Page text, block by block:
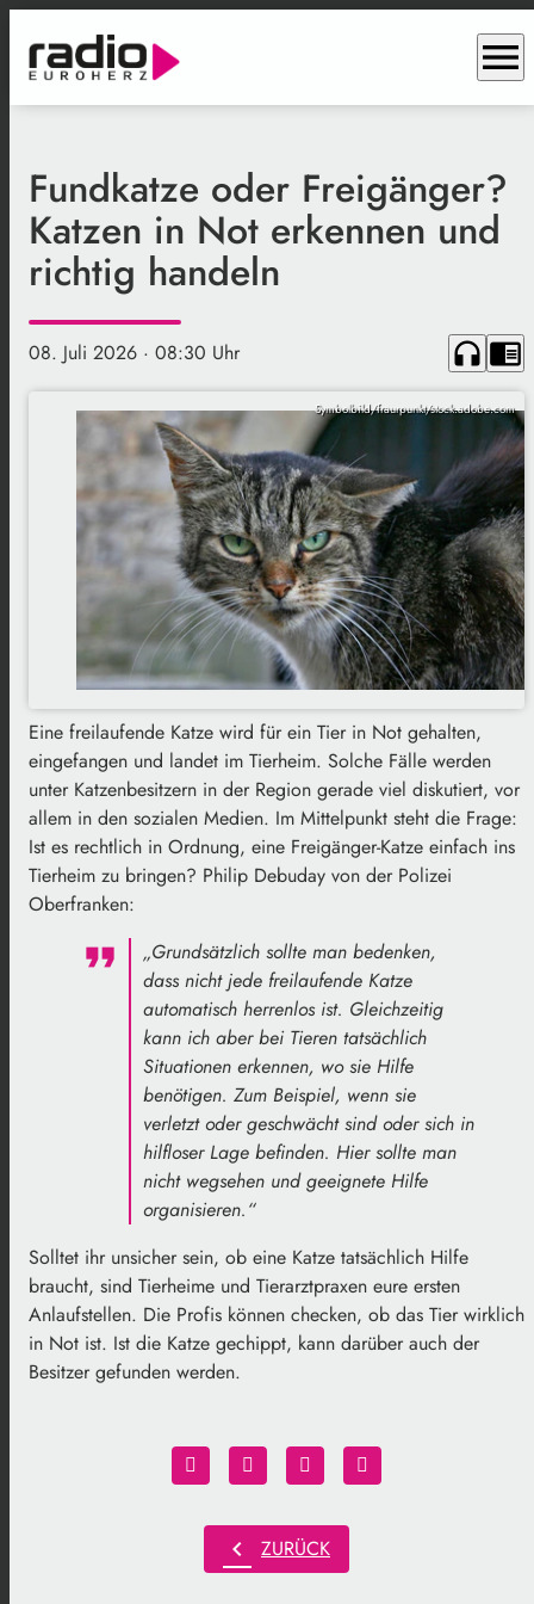
menu
Fundkatze oder Freigänger?
Katzen in Not erkennen und
richtig handeln
08. Juli 2026 · 08:30 Uhr headphones chrome_reader_mode
Symbolbild/fraurpunkt/stock.adobe.com
Eine freilaufende Katze wird für ein Tier in Not gehalten,
eingefangen und landet im Tierheim. Solche Fälle werden
unter Katzenbesitzern in der Region gerade viel diskutiert, vor
allem in den sozialen Medien. Im Mittelpunkt steht die Frage:
Ist es rechtlich in Ordnung, eine Freigänger-Katze einfach ins
Tierheim zu bringen? Philip Debuday von der Polizei
Oberfranken:
„Grundsätzlich sollte man bedenken,
dass nicht jede freilaufende Katze
automatisch herrenlos ist. Gleichzeitig
kann ich aber bei Tieren tatsächlich
Situationen erkennen, wo sie Hilfe
benötigen. Zum Beispiel, wenn sie
verletzt oder geschwächt sind oder sich in
hilfloser Lage befinden. Hier sollte man
nicht wegsehen und geeignete Hilfe
organisieren.“
Solltet ihr unsicher sein, ob eine Katze tatsächlich Hilfe
braucht, sind Tierheime und Tierarztpraxen eure ersten
Anlaufstellen. Die Profis können checken, ob das Tier wirklich
in Not ist. Ist die Katze gechippt, kann darüber auch der
Besitzer gefunden werden.
chevron_left ZURÜCK